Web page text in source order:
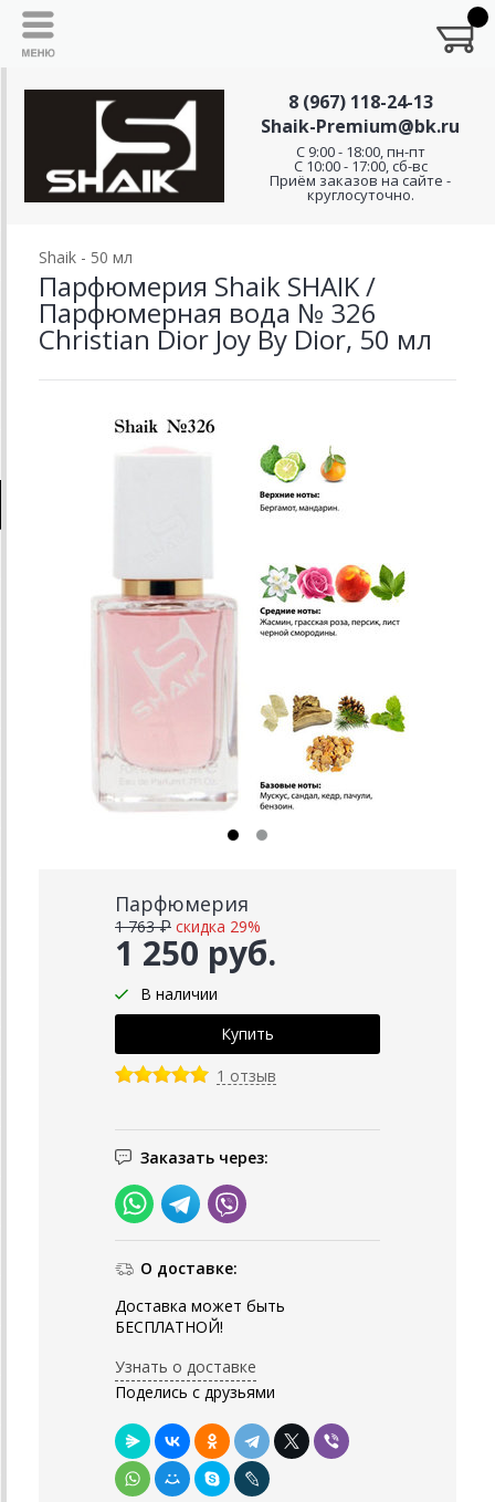
8 (967) 118-24-13
Shaik-Premium@bk.ru
C 9:00 - 18:00, пн-пт
С 10:00 - 17:00, сб-вс
Приём заказов на сайте -
круглосуточно.
Shaik - 50 мл
Парфюмерия Shaik SHAIK /
Парфюмерная вода № 326
Christian Dior Joy By Dior, 50 мл
Парфюмерия
1 250 руб.
1 763 ₽ скидка 29%
В наличии
1 отзыв
Заказать через:
О доставке:
Доставка может быть
БЕСПЛАТНОЙ!
Узнать о доставке
Поделись с друзьями